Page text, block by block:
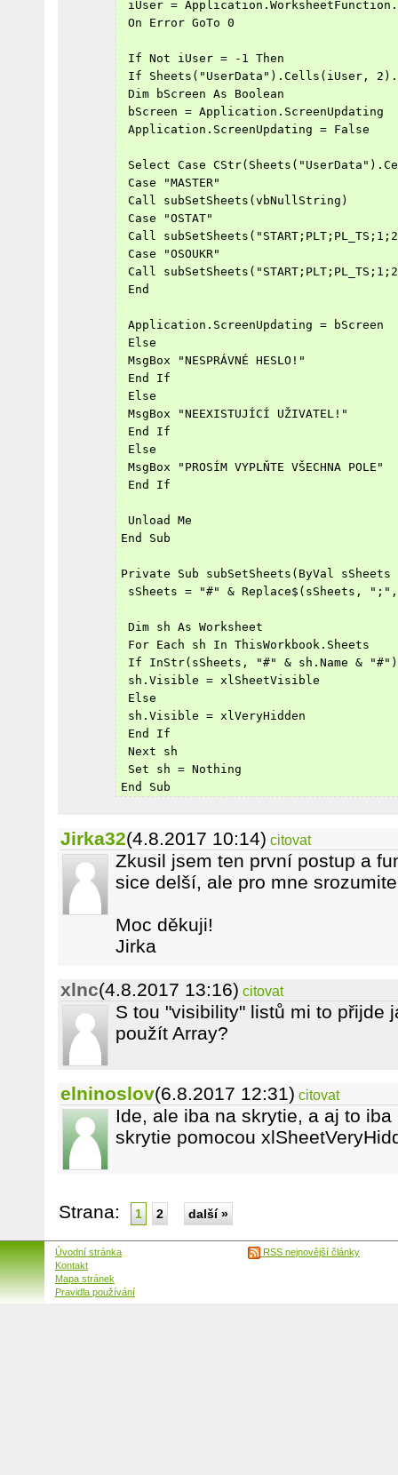
iUser =
On Error GoTo 0
If Not iUser = -1 Then
If Sheets("UserData").Cells(iUser,
Dim bScreen As Boolean
bScreen = Application.ScreenUpdating
Application.ScreenUpdating = False
Select Case
Case "MASTER"
Call subSetSheets(vbNullString)
Case "OSTAT"
Call
Case "OSOUKR"
Call
End
Application.ScreenUpdating = bScreen
Else
MsgBox "NESPRÁVNÉ HESLO!"
End If
Else
MsgBox "NEEXISTUJÍCÍ UŽIVATEL!"
End If
Else
MsgBox "PROSÍM VYPLŇTE VŠECHNA POLE"
End If
Unload Me
End Sub
Private Sub subSetSheets(ByVal
sSheets = "#" & Replace$(sSheets,
Dim sh As Worksheet
For Each sh In ThisWorkbook.Sheets
If InStr(sSheets, "#" & sh.Name & "#")
sh.Visible = xlSheetVisible
Else
sh.Visible = xlVeryHidden
End If
Next sh
Set sh = Nothing
End Sub
Jirka32(4.8.2017 10:14) citovat
Zkusil jsem ten první postup a
sice delší, ale pro mne
Moc děkuji!
Jirka
xlnc(4.8.2017 13:16) citovat
S tou "visibility" listů mi to přijde
použít Array?
elninoslov(6.8.2017 12:31) citovat
Ide, ale iba na skrytie, a aj to
skrytie pomocou
Strana: 1 2 další »
Úvodní stránka
Kontakt
Mapa stránek
Pravidla používání
RSS nejnovější články